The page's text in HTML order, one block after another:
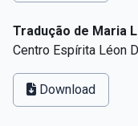
Tradução de Maria
Centro Espírita Léon
Download